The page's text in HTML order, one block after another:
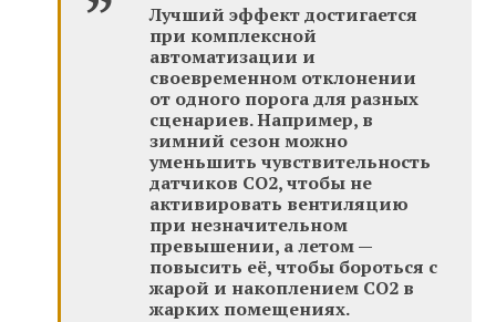
Лучший эффект достигается
при комплексной
автоматизации и
своевременном отклонении
от одного порога для разных
сценариев. Например, в
зимний сезон можно
уменьшить чувствительность
датчиков CO2, чтобы не
активировать вентиляцию
при незначительном
превышении, а летом —
повысить её, чтобы бороться с
жарой и накоплением CO2 в
жарких помещениях.